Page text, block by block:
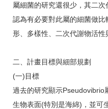
屬細菌的研究還很少，其二
認為有必要對此屬的細菌做
形、多樣性、二次代謝物活性
二、計畫目標與細部規劃
(一)目標
過去的研究顯示Pseudovibrio
生物表面(特別是海綿)，並可